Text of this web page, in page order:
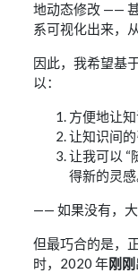
地动态修改 ——
系可视化出来，
因此，我希望基
以：
方便地让知
让知识间的
让我可以 “
得新的灵感
—— 如果没有，大
但最巧合的是，
时，2020 年刚刚